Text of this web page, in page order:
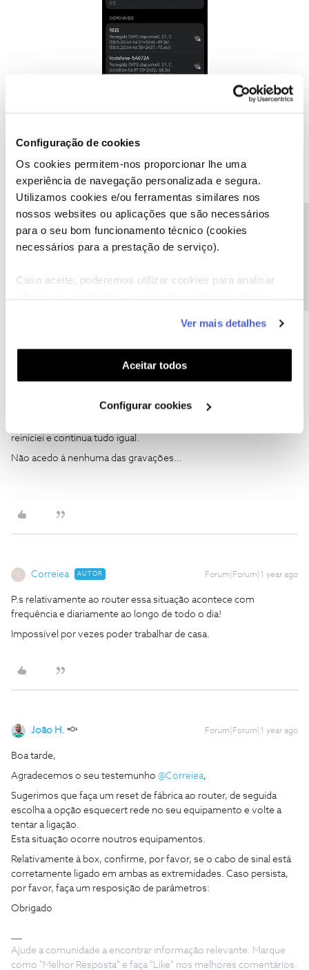
Configuração de cookies
Os cookies permitem-nos proporcionar lhe uma
experiência de navegação personalizada e segura.
Utilizamos cookies e/ou ferramentas similares nos
nossos websites ou aplicações que são necessários
para o seu bom funcionamento técnico (cookies
necessários para a prestação de serviço).
Caso aceite, poderemos utilizar cookies para analisar
funcionalidades (cookies de personalização e
funcionalidade) e adaptar anúncios aos seus interesses
(cookies de publicidade personalizada). Pode gerir a
utilização dos cookies clicando em "Configurar
Ver mais detalhes
Aceitar todos
Configurar cookies
quero ver a programação dos canais ou o programa q está a dar
reiniciei e continua tudo igual.
Não acedo à nenhuma das gravações…
C Correiea AUTOR Forum|Forum|1 year ago
P.s relativamente ao router essa situação acontece com
frequência e diariamente ao longo de todo o dia!
Impossível por vezes poder trabalhar de casa.
João H. Forum|Forum|1 year ago
Boa tarde,
Agradecemos o seu testemunho ​ @Correiea,
Sugerimos que faça um reset de fábrica ao router, de seguida
escolha a opção esquecert rede no seu equipamento e volte a
tentar a ligação.
Esta situação ocorre noutros equipamentos.
Relativamente à box, confirme, por favor, se o cabo de sinal está
corretamente ligado em ambas as extremidades. Caso persista,
por favor, faça um resposição de parâmetros:
Obrigado
Ajude a comunidade a encontrar informação relevante. Marque
como "Melhor Resposta" e faça "Like" nos melhores comentários.